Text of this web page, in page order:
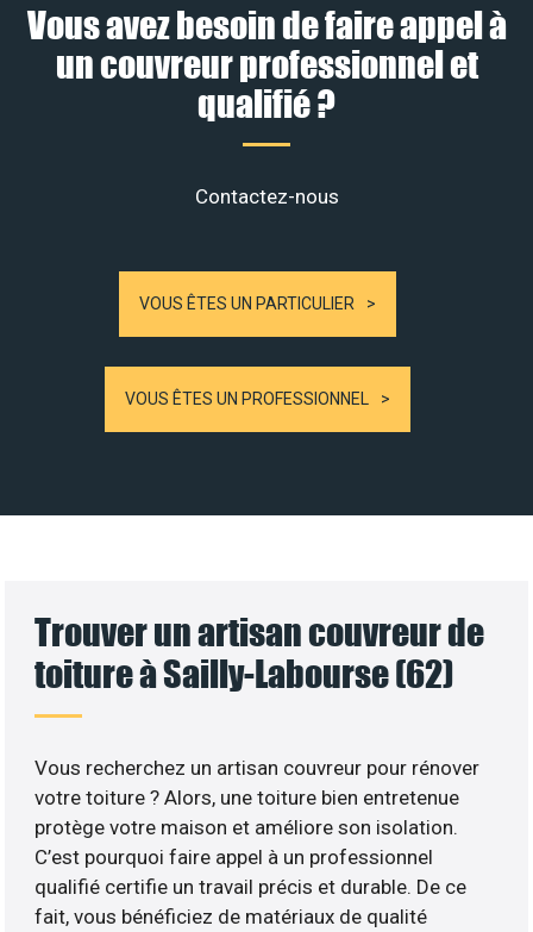
Vous avez besoin de faire appel à
un couvreur professionnel et
qualifié ?
Contactez-nous
VOUS ÊTES UN PARTICULIER
VOUS ÊTES UN PROFESSIONNEL
Trouver un artisan couvreur de
toiture à Sailly-Labourse (62)
Vous recherchez un artisan couvreur pour rénover
votre toiture ? Alors, une toiture bien entretenue
protège votre maison et améliore son isolation.
C’est pourquoi faire appel à un professionnel
qualifié certifie un travail précis et durable. De ce
fait, vous bénéficiez de matériaux de qualité